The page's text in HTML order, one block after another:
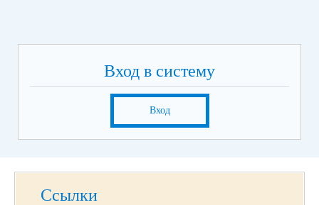
Вход в систему
Вход
Ссылки